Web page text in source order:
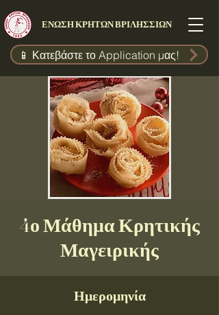
ΕΝΩΣΗ ΚΡΗΤΩΝ ΒΡΙΛΗΣΣΙΩΝ
📱 Κατεβάστε το Application μας!
4ο Μάθημα Κρητικής
Μαγειρικής
Ημερομηνία